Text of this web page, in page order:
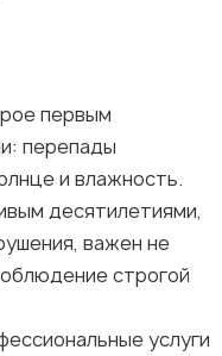
первым
перепады
и влажность.
десятилетиями,
важен не
строгой
услуги